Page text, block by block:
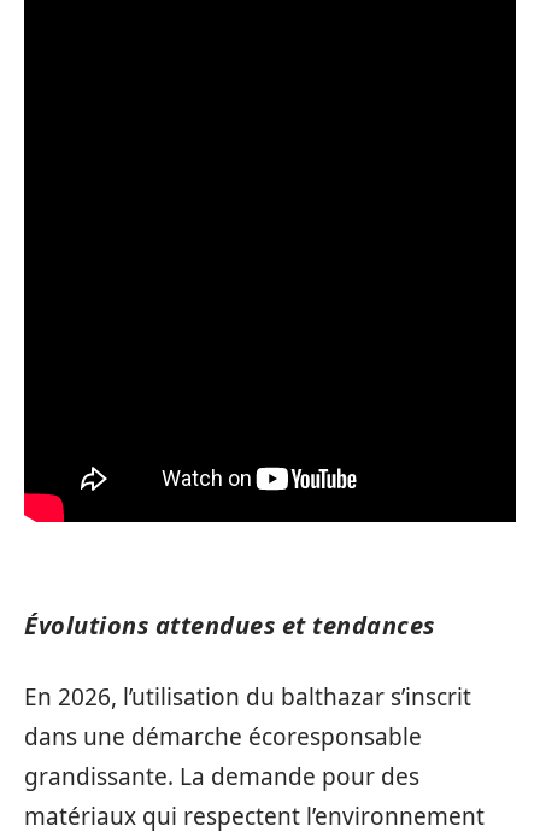
Évolutions attendues et tendances
En 2026, l’utilisation du balthazar s’inscrit
dans une démarche écoresponsable
grandissante. La demande pour des
matériaux qui respectent l’environnement